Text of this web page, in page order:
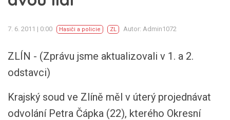
7. 6. 2011 | 0:00 Hasiči a policie ZL Autor: Admin1072
ZLÍN - (Zprávu jsme aktualizovali v 1. a 2.
odstavci)
Krajský soud ve Zlíně měl v úterý projednávat
odvolání Petra Čápka (22), kterého Okresní